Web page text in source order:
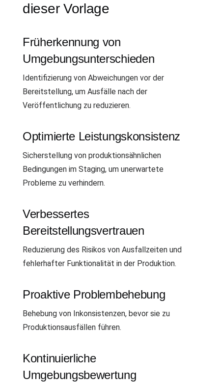
dieser Vorlage
Früherkennung von
Umgebungsunterschieden
Identifizierung von Abweichungen vor der
Bereitstellung, um Ausfälle nach der
Veröffentlichung zu reduzieren.
Optimierte Leistungskonsistenz
Sicherstellung von produktionsähnlichen
Bedingungen im Staging, um unerwartete
Probleme zu verhindern.
Verbessertes
Bereitstellungsvertrauen
Reduzierung des Risikos von Ausfallzeiten und
fehlerhafter Funktionalität in der Produktion.
Proaktive Problembehebung
Behebung von Inkonsistenzen, bevor sie zu
Produktionsausfällen führen.
Kontinuierliche
Umgebungsbewertung